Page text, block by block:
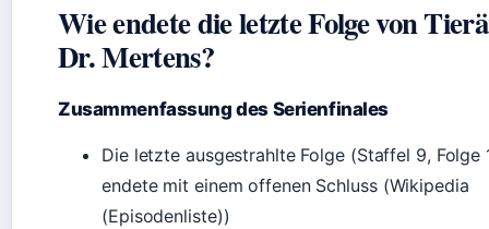
Wie endete die letzte Folge von
Dr. Mertens?
Zusammenfassung des Serienfinales
Die letzte ausgestrahlte Folge (Staffel 9, Folge
endete mit einem offenen Schluss (Wikipedia
(Episodenliste))